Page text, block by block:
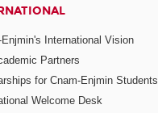
International Vision
Partners
for Cnam-Enjmin Students
Welcome Desk